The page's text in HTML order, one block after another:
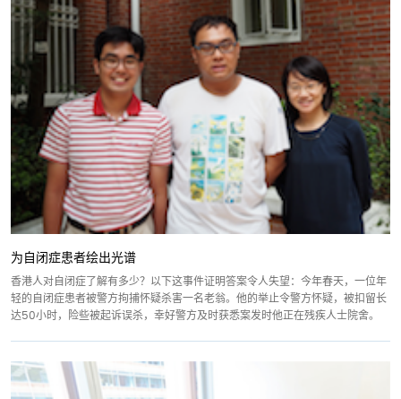
为自闭症患者绘出光谱
香港人对自闭症了解有多少？以下这事件证明答案令人失望：今年春天，一位年
轻的自闭症患者被警方拘捕怀疑杀害一名老翁。他的举止令警方怀疑，被扣留长
达50小时，险些被起诉误杀，幸好警方及时获悉案发时他正在残疾人士院舍。